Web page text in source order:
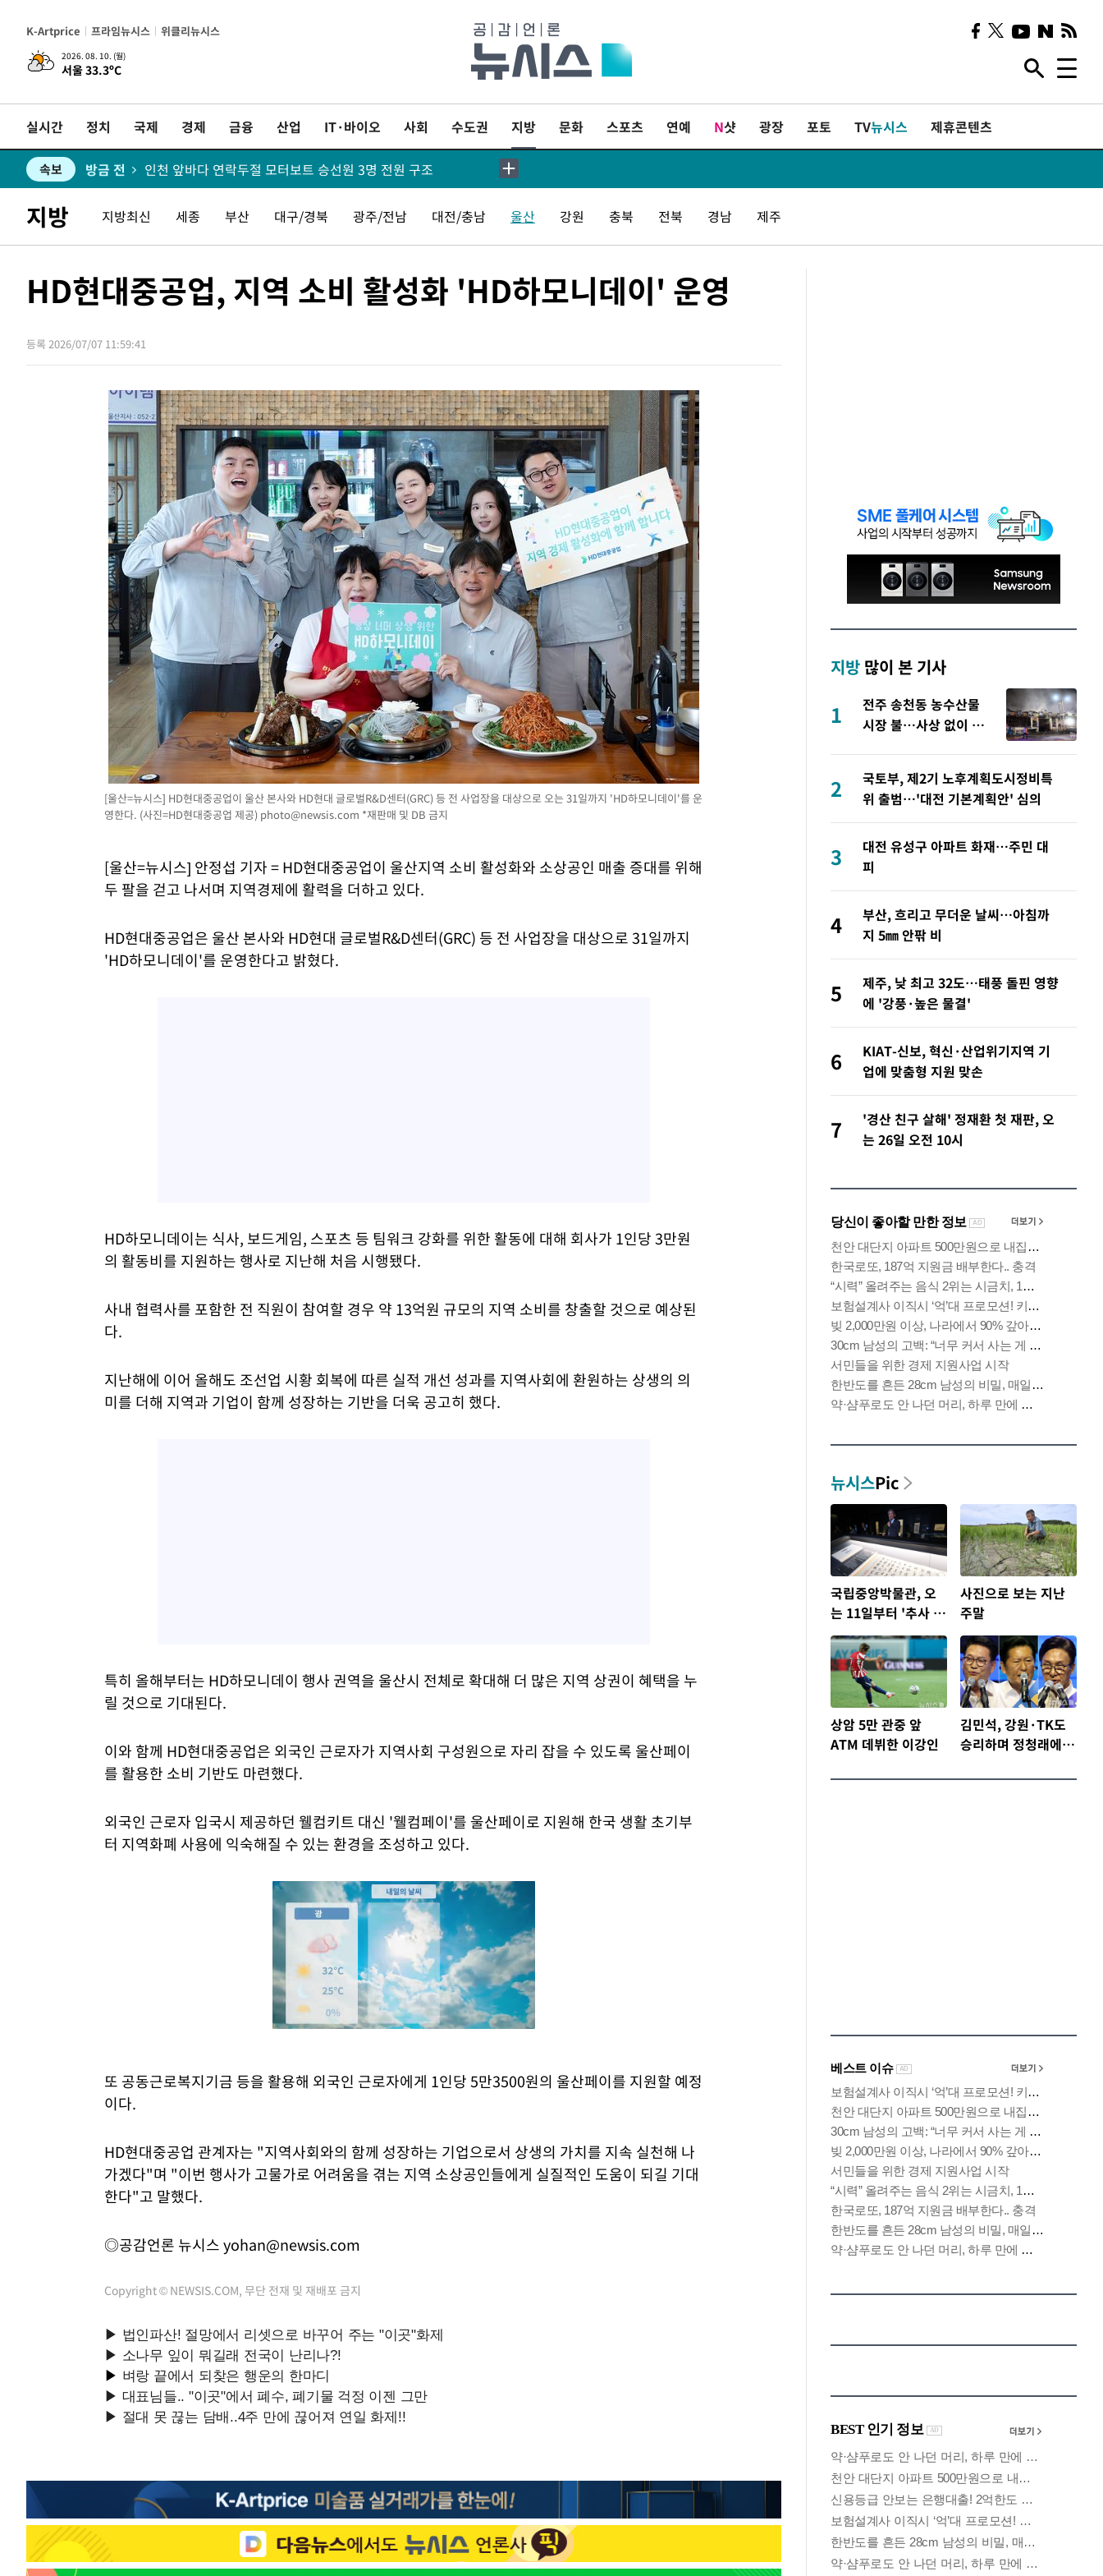
K-Artprice 프라임뉴시스 위클리뉴시스
2026. 08. 10. (월)
서울 33.3ºC
실시간 정치 국제 경제 금융 산업 IT·바이오 사회 수도권 지방 문화 스포츠 연예 N샷 광장 포토 TV뉴시스 제휴콘텐츠
속보 방금 전
속보 방금 전 인천 앞바다 연락두절 모터보트 승선원 3명 전원 구조
속보 방금 전 이집트, 가자 협상 당사자들에게 약속이행과 방해금지 촉구
속보 4분 전 트럼프, 이란 추가 요구에 "저강도 대응…이건 체스게임"
지방 지방최신 세종 부산 대구/경북 광주/전남 대전/충남 울산 강원 충북 전북 경남 제주
HD현대중공업, 지역 소비 활성화 'HD하모니데이' 운영
등록 2026/07/07 11:59:41
[울산=뉴시스] HD현대중공업이 울산 본사와 HD현대 글로벌R&D센터(GRC) 등 전 사업장을 대상으로 오는 31일까지 'HD하모니데이'를 운
영한다. (사진=HD현대중공업 제공) photo@newsis.com *재판매 및 DB 금지
[울산=뉴시스] 안정섭 기자 = HD현대중공업이 울산지역 소비 활성화와 소상공인 매출 증대를 위해
두 팔을 걷고 나서며 지역경제에 활력을 더하고 있다.
HD현대중공업은 울산 본사와 HD현대 글로벌R&D센터(GRC) 등 전 사업장을 대상으로 31일까지
'HD하모니데이'를 운영한다고 밝혔다.
HD하모니데이는 식사, 보드게임, 스포츠 등 팀워크 강화를 위한 활동에 대해 회사가 1인당 3만원
의 활동비를 지원하는 행사로 지난해 처음 시행됐다.
사내 협력사를 포함한 전 직원이 참여할 경우 약 13억원 규모의 지역 소비를 창출할 것으로 예상된
다.
지난해에 이어 올해도 조선업 시황 회복에 따른 실적 개선 성과를 지역사회에 환원하는 상생의 의
미를 더해 지역과 기업이 함께 성장하는 기반을 더욱 공고히 했다.
특히 올해부터는 HD하모니데이 행사 권역을 울산시 전체로 확대해 더 많은 지역 상권이 혜택을 누
릴 것으로 기대된다.
이와 함께 HD현대중공업은 외국인 근로자가 지역사회 구성원으로 자리 잡을 수 있도록 울산페이
를 활용한 소비 기반도 마련했다.
외국인 근로자 입국시 제공하던 웰컴키트 대신 '웰컴페이'를 울산페이로 지원해 한국 생활 초기부
터 지역화폐 사용에 익숙해질 수 있는 환경을 조성하고 있다.
Mute
또 공동근로복지기금 등을 활용해 외국인 근로자에게 1인당 5만3500원의 울산페이를 지원할 예정
이다.
HD현대중공업 관계자는 "지역사회와의 함께 성장하는 기업으로서 상생의 가치를 지속 실천해 나
가겠다"며 "이번 행사가 고물가로 어려움을 겪는 지역 소상공인들에게 실질적인 도움이 되길 기대
한다"고 말했다.
◎공감언론 뉴시스yohan@newsis.com
Copyright © NEWSIS.COM, 무단 전재 및 재배포 금지
지방 많이 본 기사
1
전주 송천동 농수산물
시장 불…사상 없이 4
2
국토부, 제2기 노후계획도시정비특
위 출범…'대전 기본계획안' 심의
3
대전 유성구 아파트 화재…주민 대
피
4
부산, 흐리고 무더운 날씨…아침까
지 5㎜ 안팎 비
5
제주, 낮 최고 32도…태풍 돌핀 영향
에 '강풍·높은 물결'
6
KIAT-신보, 혁신·산업위기지역 기
업에 맞춤형 지원 맞손
7
'경산 친구 살해' 정재환 첫 재판, 오
는 26일 오전 10시
뉴시스Pic
국립중앙박물관, 오
는 11일부터 '추사 김
정희와 그의 동반자'
개최
사진으로 보는 지난
주말
상암 5만 관중 앞
ATM 데뷔한 이강인
김민석, 강원·TK도
승리하며 정청래에
격차 벌리며 박빙 우